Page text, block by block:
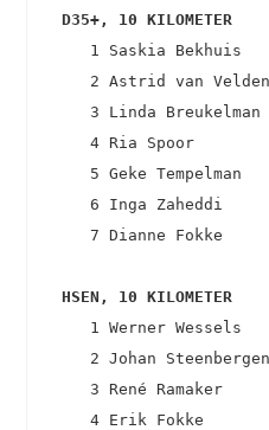
D35+, 10 KILOMETER
1 Saskia Bekhuis
2 Astrid van
3 Linda Breukelman
4 Ria Spoor
5 Geke Tempelman
6 Inga Zaheddi
7 Dianne Fokke
HSEN, 10 KILOMETER
1 Werner Wessels
2 Johan
3 René Ramaker
4 Erik Fokke